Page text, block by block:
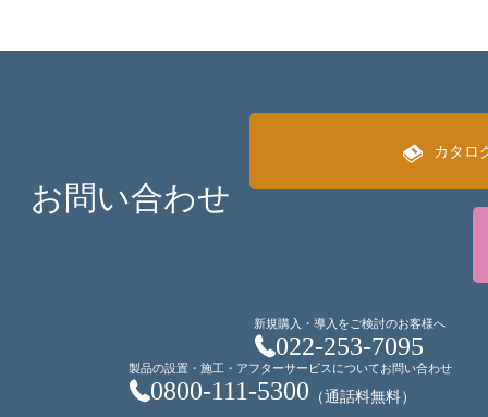
お問い合わせ
カタロ
新規購入・導入をご検討のお客様へ
022-253-7095
製品の設置・施工・アフターサービスについてお問い合わせ
0800-111-5300 （通話料無料）